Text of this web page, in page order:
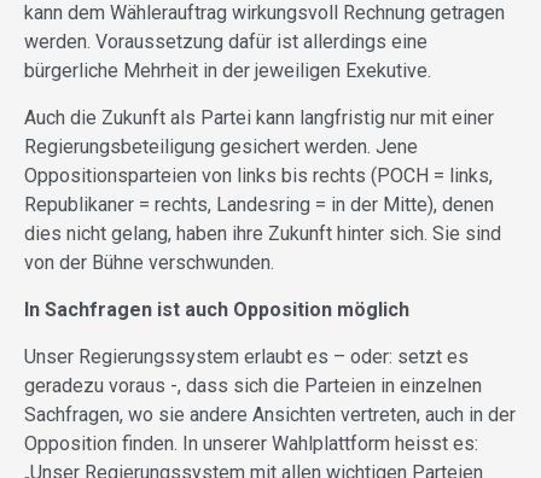
kann dem Wählerauftrag wirkungsvoll Rechnung getragen
werden. Voraussetzung dafür ist allerdings eine
bürgerliche Mehrheit in der jeweiligen Exekutive.
Auch die Zukunft als Partei kann langfristig nur mit einer
Regierungsbeteiligung gesichert werden. Jene
Oppositionsparteien von links bis rechts (POCH = links,
Republikaner = rechts, Landesring = in der Mitte), denen
dies nicht gelang, haben ihre Zukunft hinter sich. Sie sind
von der Bühne verschwunden.
In Sachfragen ist auch Opposition möglich
Unser Regierungssystem erlaubt es – oder: setzt es
geradezu voraus -, dass sich die Parteien in einzelnen
Sachfragen, wo sie andere Ansichten vertreten, auch in der
Opposition finden. In unserer Wahlplattform heisst es:
„Unser Regierungssystem mit allen wichtigen Parteien